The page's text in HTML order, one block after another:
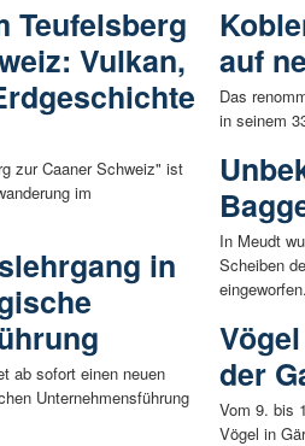
Teufelsberg
Vulkan,
zur Caaner Schweiz" ist
im
in
ab sofort einen neuen
Unternehmensführung
auf
Das
in seinem
In Meudt
Scheiben
der
Vom 9. bis
Vögel in